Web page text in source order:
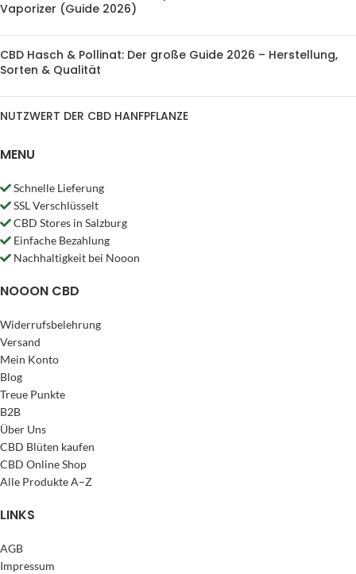
Vaporizer (Guide 2026)
CBD Hasch & Pollinat: Der große Guide 2026 – Herstellung,
Sorten & Qualität
NUTZWERT DER CBD HANFPFLANZE
MENU
Schnelle Lieferung
SSL Verschlüsselt
CBD Stores in Salzburg
Einfache Bezahlung
Nachhaltigkeit bei Nooon
NOOON CBD
Widerrufsbelehrung
Versand
Mein Konto
Blog
Treue Punkte
B2B
Über Uns
CBD Blüten kaufen
CBD Online Shop
Alle Produkte A–Z
LINKS
AGB
Impressum